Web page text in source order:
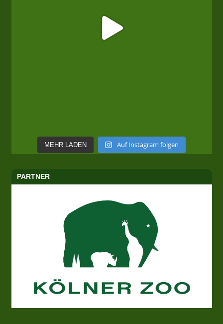
MEHR LADEN Auf Instagram folgen
PARTNER